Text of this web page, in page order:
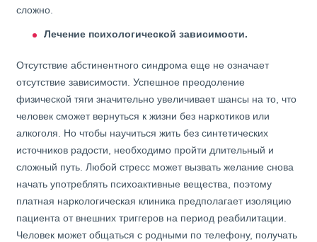
сложно.
Лечение психологической зависимости.
Отсутствие абстинентного синдрома еще не означает
отсутствие зависимости. Успешное преодоление
физической тяги значительно увеличивает шансы на то, что
человек сможет вернуться к жизни без наркотиков или
алкоголя. Но чтобы научиться жить без синтетических
источников радости, необходимо пройти длительный и
сложный путь. Любой стресс может вызвать желание снова
начать употреблять психоактивные вещества, поэтому
платная наркологическая клиника предполагает изоляцию
пациента от внешних триггеров на период реабилитации.
Человек может общаться с родными по телефону, получать